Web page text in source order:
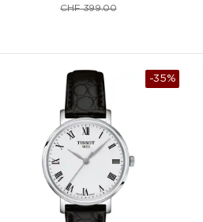
CHF399.00
-35%